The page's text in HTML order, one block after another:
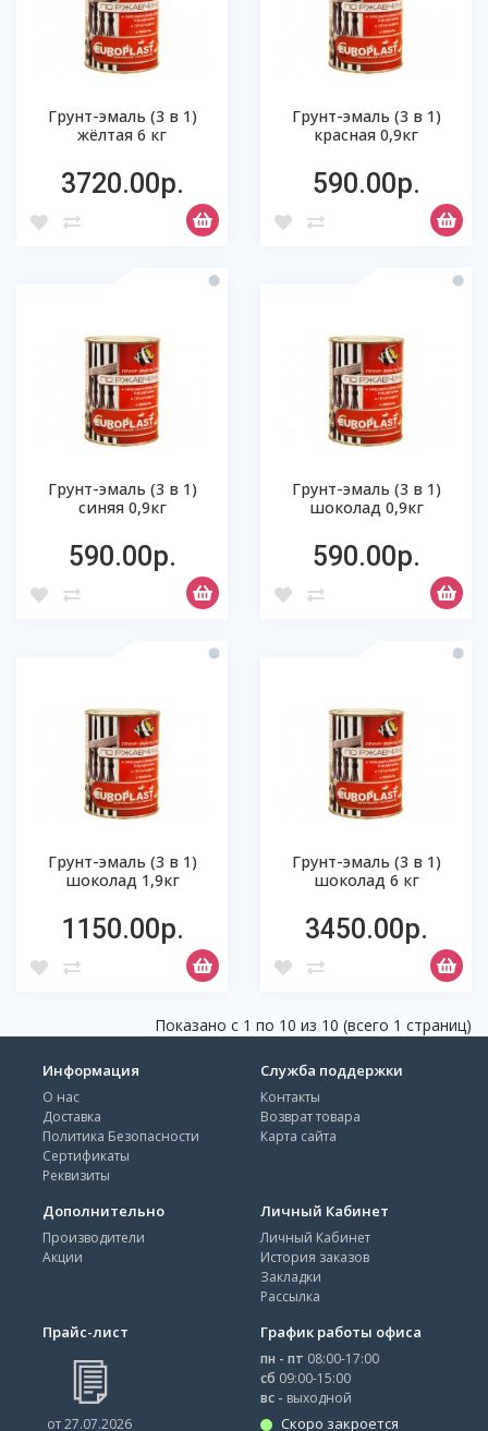
Грунт-эмаль (3 в 1)
жёлтая 6 кг
3720.00р.
Грунт-эмаль (3 в 1)
красная 0,9кг
590.00р.
Грунт-эмаль (3 в 1)
синяя 0,9кг
590.00р.
Грунт-эмаль (3 в 1)
шоколад 0,9кг
590.00р.
Грунт-эмаль (3 в 1)
шоколад 1,9кг
1150.00р.
Грунт-эмаль (3 в 1)
шоколад 6 кг
3450.00р.
Показано с 1 по 10 из 10 (всего 1 страниц)
Информация
О нас
Доставка
Политика Безопасности
Сертификаты
Реквизиты
Служба поддержки
Контакты
Возврат товара
Карта сайта
Дополнительно
Производители
Акции
Личный Кабинет
Личный Кабинет
История заказов
Закладки
Рассылка
Прайс-лист
от 27.07.2026
График работы офиса
пн - пт 08:00-17:00
сб 09:00-15:00
вс - выходной
Скоро закроется